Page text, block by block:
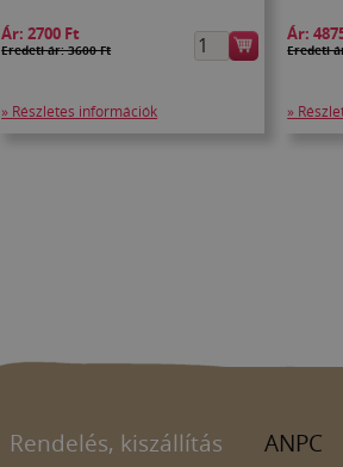
Ár:2700 Ft
Eredeti ár: 3600 Ft
» Részletes információk
Ár:
Eredeti
»
Rendelés, kiszállítás ANPC